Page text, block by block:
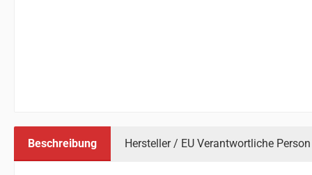
Beschreibung Hersteller / EU Verantwortliche Person